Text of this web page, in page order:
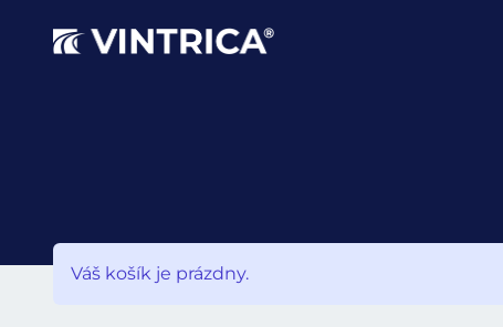
Váš košík je prázdny.